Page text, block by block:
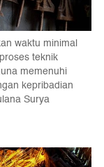
waktu minimal
teknik
memenuhi
kepribadian
Surya